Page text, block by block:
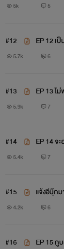
5k 5
#12 EP 12 เ
5.7k 6
#13
EP 13 ไ
❤️‍🔥
5.9k 7
#14
EP 14 จ
5.4k 7
#15
แจ้งอีบุ๊ก
ม*
4.2k 6
#16 EP 15 กู